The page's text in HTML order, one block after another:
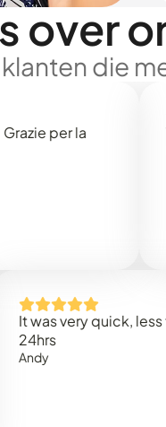
over
die
la
very quick, less than